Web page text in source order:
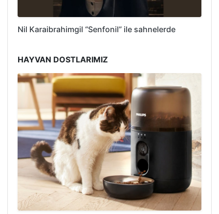
Nil Karaibrahimgil “Senfonil” ile sahnelerde
HAYVAN DOSTLARIMIZ